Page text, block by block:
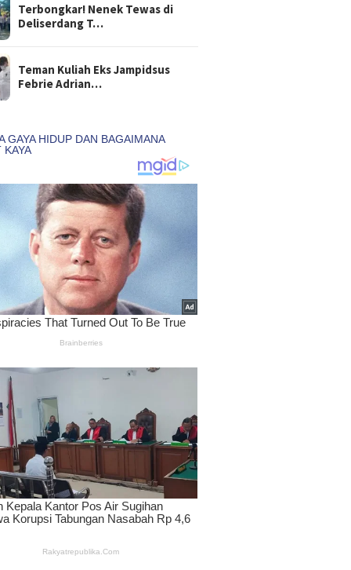
Terbongkar! Nenek Tewas di
Deliserdang T…
Teman Kuliah Eks Jampidsus
Febrie Adrian…